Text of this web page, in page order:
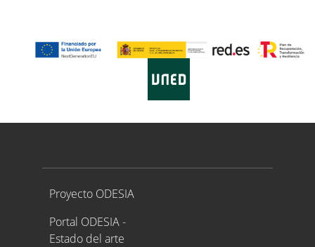
Proyecto ODESIA
Proyecto ODESIA
Portal ODESIA -
Estado del arte